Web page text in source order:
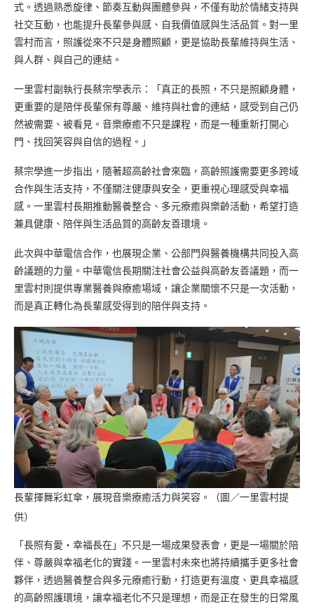
式。透過熟悉旋律、節奏互動與團體參與，不僅有助於情緒支持與
社交互動，也能提升長輩參與感、自我價值感與生活品質。對一里
雲村而言，照護從來不只是身體照顧，更是協助長輩維持與生活、
與人群、與自己的連結。
一里雲村副執行長蔡宗學表示：「真正的長照，不只是照顧身體，
更重要的是陪伴長輩保有尊嚴、維持與社會的連結，感受到自己仍
然被需要、被看見。音樂療癒不只是課程，而是一種重新打開心
門、找回笑容與自信的過程。」
蔡宗學進一步指出，隨著超高齡社會來臨，高齡照護需要更多跨域
合作與生活支持，不僅關注健康與安全，更重視心理感受與幸福
感。一里雲村長期推動醫養整合、多元療癒與樂齡活動，希望打造
兼具健康、陪伴與生活品質的高齡友善環境。
此次與中華電信合作，也展現企業、公部門與醫養機構共同投入高
齡議題的力量。中華電信長期關注社會公益與高齡友善議題，而一
里雲村則提供專業醫養與療癒場域，讓企業關懷不只是一次活動，
而是真正轉化為長輩感受得到的陪伴與支持。
長輩揮舞彩虹傘，展現音樂療癒活力與笑容。（圖／一里雲村提
供）
「長照有愛・幸福長在」不只是一場成果發表會，更是一場關於陪
伴、尊嚴與幸福老化的實踐。一里雲村未來也將持續攜手更多社會
夥伴，透過醫養整合與多元療癒行動，打造更有溫度、更具幸福感
的高齡照護環境，讓幸福老化不只是理想，而是正在發生的日常風